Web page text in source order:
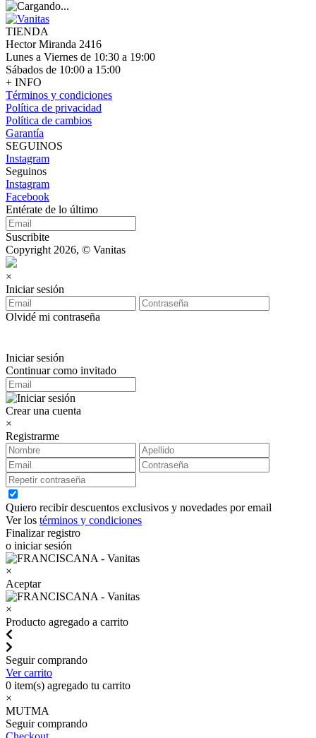
TIENDA
Hector Miranda 2416
Lunes a Viernes de 10:30 a 19:00
Sábados de 10:00 a 15:00
+ INFO
Términos y condiciones
Política de privacidad
Política de cambios
Garantía
SEGUINOS
Instagram
Seguinos
Instagram
Facebook
Entérate de lo último
Suscribite
Copyright 2026, © Vanitas
×
Iniciar sesión
Olvidé mi contraseña
Iniciar sesión
Continuar como invitado
Crear una cuenta
×
Registrarme
Quiero recibir descuentos exclusivos y novedades por email
Ver los términos y condiciones
Finalizar registro
o iniciar sesión
×
Aceptar
×
Producto agregado a carrito
Seguir comprando
Ver carrito
0 item(s) agregado tu carrito
×
MUTMA
Seguir comprando